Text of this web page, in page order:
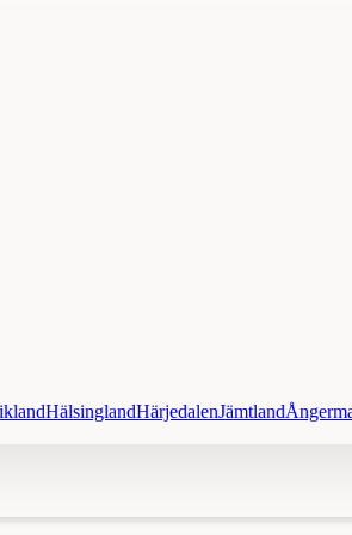
HälsinglandHärjedalenJämtland